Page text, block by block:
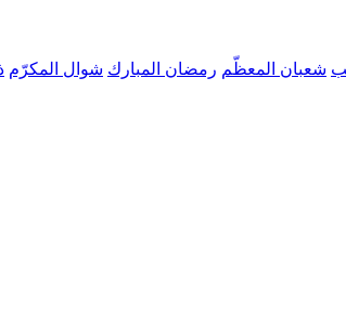
شعبان المعظّم رمضان المبارك شوال المكرّم